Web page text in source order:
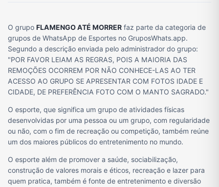
O grupo FLAMENGO ATÉ MORRER faz parte da categoria de
grupos de WhatsApp de Esportes no GruposWhats.app.
Segundo a descrição enviada pelo administrador do grupo:
"POR FAVOR LEIAM AS REGRAS, POIS A MAIORIA DAS
REMOÇÕES OCORREM POR NÃO CONHECE-LAS AO TER
ACESSO AO GRUPO SE APRESENTAR COM FOTOS IDADE E
CIDADE, DE PREFERÊNCIA FOTO COM O MANTO SAGRADO."
O esporte, que significa um grupo de atividades físicas
desenvolvidas por uma pessoa ou um grupo, com regularidade
ou não, com o fim de recreação ou competição, também reúne
um dos maiores públicos do entretenimento no mundo.
O esporte além de promover a saúde, sociabilização,
construção de valores morais e éticos, recreação e lazer para
quem pratica, também é fonte de entretenimento e diversão